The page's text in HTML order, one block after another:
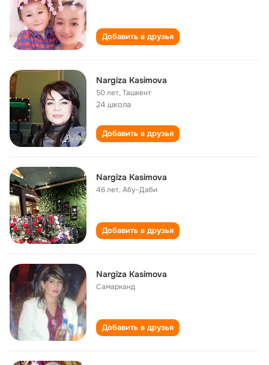
Добавить в друзья
Nargiza Kasimova
50 лет,Ташкент
24 школа
Добавить в друзья
Nargiza Kasimova
46 лет,Абу-Даби
Добавить в друзья
Nargiza Kasimova
Самарканд
Добавить в друзья